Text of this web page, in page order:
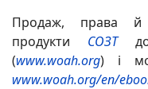
Продаж, права й
продукти СОЗТ
(www.woah.org) і
www.woah.org/en/